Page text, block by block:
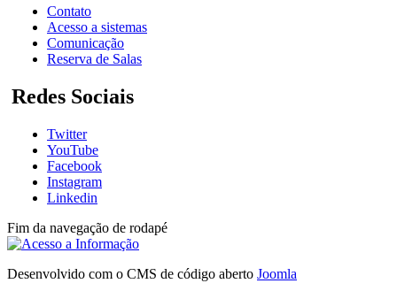
Contato
Acesso a sistemas
Comunicação
Reserva de Salas
Redes Sociais
Twitter
YouTube
Facebook
Instagram
Linkedin
Fim da navegação de rodapé
Desenvolvido com o CMS de código aberto Joomla